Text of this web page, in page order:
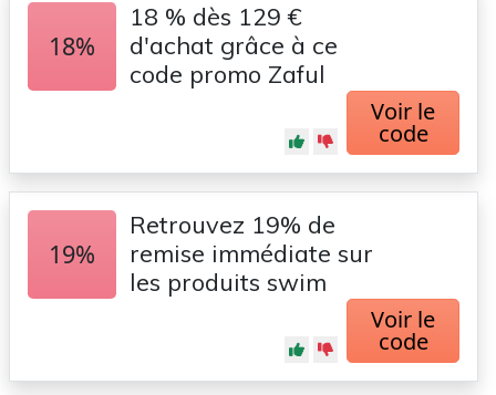
18%
18 % dès 129 €
d'achat grâce à ce
code promo Zaful
Voir le
code
19%
Retrouvez 19% de
remise immédiate sur
les produits swim
Voir le
code